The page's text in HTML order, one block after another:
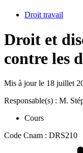
Droit travail
Droit et
contre les
Mis à jour le 18 juillet
Responsable(s) : M.
Cours
Code Cnam : DRS210